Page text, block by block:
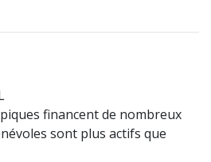
financent de nombreux
sont plus actifs que